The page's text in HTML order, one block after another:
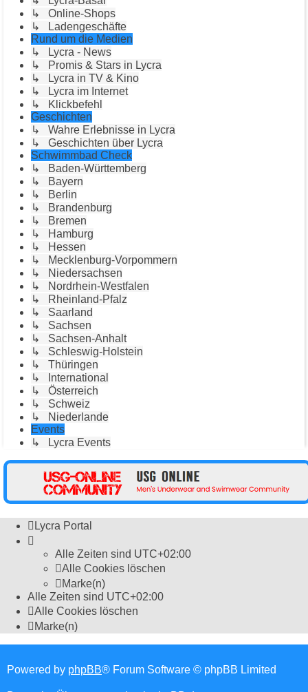
↳ Online-Shops
↳ Ladengeschäfte
Rund um die Medien
↳ Lycra - News
↳ Promis & Stars in Lycra
↳ Lycra in TV & Kino
↳ Lycra im Internet
↳ Klickbefehl
Geschichten
↳ Wahre Erlebnisse in Lycra
↳ Geschichten über Lycra
Schwimmbad Check
↳ Baden-Württemberg
↳ Bayern
↳ Berlin
↳ Brandenburg
↳ Bremen
↳ Hamburg
↳ Hessen
↳ Mecklenburg-Vorpommern
↳ Niedersachsen
↳ Nordrhein-Westfalen
↳ Rheinland-Pfalz
↳ Saarland
↳ Sachsen
↳ Sachsen-Anhalt
↳ Schleswig-Holstein
↳ Thüringen
↳ International
↳ Österreich
↳ Schweiz
↳ Niederlande
Events
↳ Lycra Events
Lycra Portal
Alle Zeiten sind UTC+02:00
Alle Cookies löschen
Marke(n)
Alle Zeiten sind UTC+02:00
Alle Cookies löschen
Marke(n)
Powered by phpBB® Forum Software © phpBB Limited